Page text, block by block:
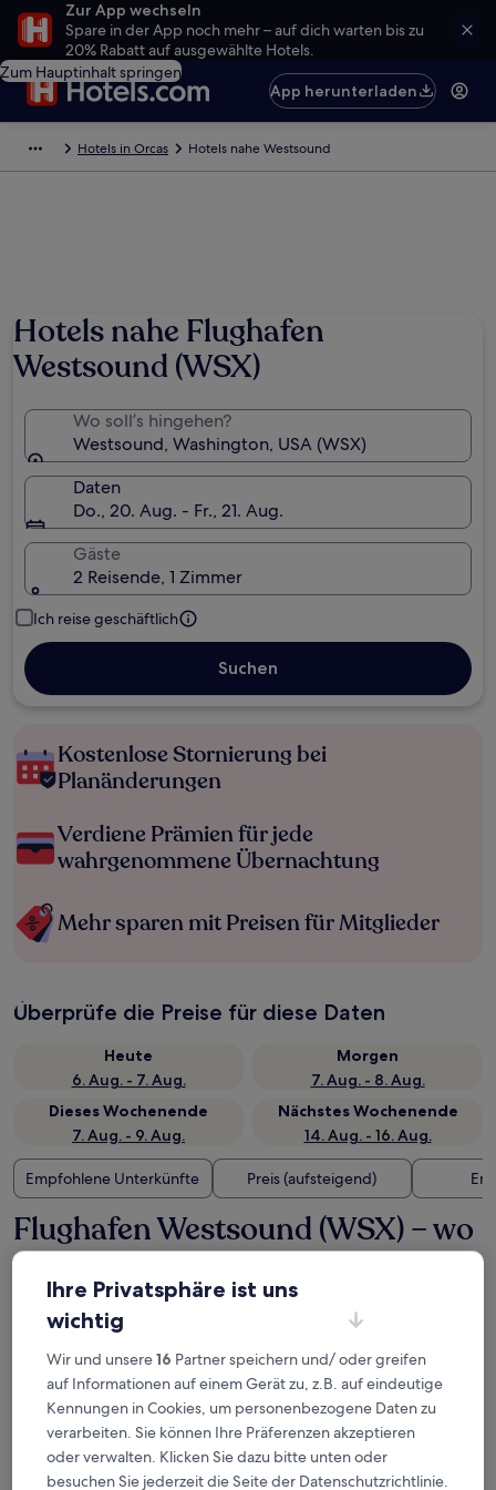
Zur App wechseln
Spare in der App noch mehr – auf dich warten bis zu
20% Rabatt auf ausgewählte Hotels.
Zum Hauptinhalt springen
App herunterladen
Hotels in Orcas Hotels nahe Westsound
Hotels nahe Flughafen
Westsound (WSX)
Wo soll’s hingehen?
Westsound, Washington, USA (WSX)
Daten
Do., 20. Aug. - Fr., 21. Aug.
Gäste
2 Reisende, 1 Zimmer
Ich reise geschäftlich
Suchen
Kostenlose Stornierung bei
Planänderungen
Verdiene Prämien für jede
wahrgenommene Übernachtung
Mehr sparen mit Preisen für Mitglieder
Überprüfe die Preise für diese Daten
Heute
6. Aug. - 7. Aug.
Morgen
7. Aug. - 8. Aug.
Dieses Wochenende
7. Aug. - 9. Aug.
Nächstes Wochenende
14. Aug. - 16. Aug.
Empfohlene Unterkünfte Preis (aufsteigend)
Flughafen Westsound (WSX) – wo
übernachten?
The Orca Inn
Ihre Privatsphäre ist uns
wichtig
Wir und unsere16 Partner speichern und/ oder greifen
auf Informationen auf einem Gerät zu, z.B. auf eindeutige
Kennungen in Cookies, um personenbezogene Daten zu
verarbeiten. Sie können Ihre Präferenzen akzeptieren
oder verwalten. Klicken Sie dazu bitte unten oder
besuchen Sie jederzeit die Seite der Datenschutzrichtlinie.